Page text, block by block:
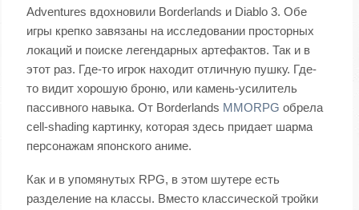
Adventures вдохновили Borderlands и Diablo 3. Обе
игры крепко завязаны на исследовании просторных
локаций и поиске легендарных артефактов. Так и в
этот раз. Где-то игрок находит отличную пушку. Где-
то видит хорошую броню, или камень-усилитель
пассивного навыка. От Borderlands MMORPG обрела
cell-shading картинку, которая здесь придает шарма
персонажам японского аниме.
Как и в упомянутых RPG, в этом шутере есть
разделение на классы. Вместо классической тройки